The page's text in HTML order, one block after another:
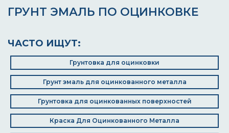
ГРУНТ ЭМАЛЬ ПО ОЦИНКОВКЕ
ЧАСТО ИЩУТ:
Грунтовка для оцинковки
Грунт эмаль для оцинкованного металла
Грунтовка для оцинкованных поверхностей
Краска Для Оцинкованного Металла